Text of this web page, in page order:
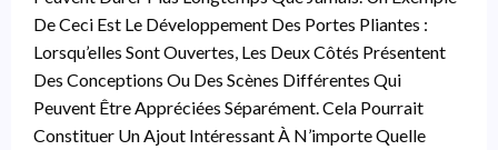
De Ceci Est Le Développement Des Portes Pliantes :
Lorsqu’elles Sont Ouvertes, Les Deux Côtés Présentent
Des Conceptions Ou Des Scènes Différentes Qui
Peuvent Être Appréciées Séparément. Cela Pourrait
Constituer Un Ajout Intéressant À N’importe Quelle